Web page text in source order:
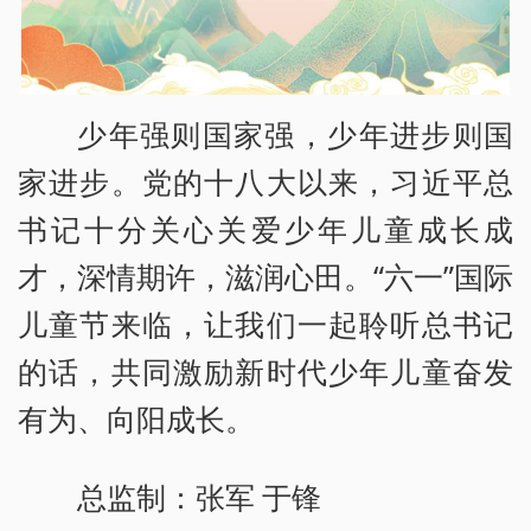
少年强则国家强，少年进步则国
家进步。党的十八大以来，习近平总
书记十分关心关爱少年儿童成长成
才，深情期许，滋润心田。“六一”国际
儿童节来临，让我们一起聆听总书记
的话，共同激励新时代少年儿童奋发
有为、向阳成长。
总监制：张军 于锋